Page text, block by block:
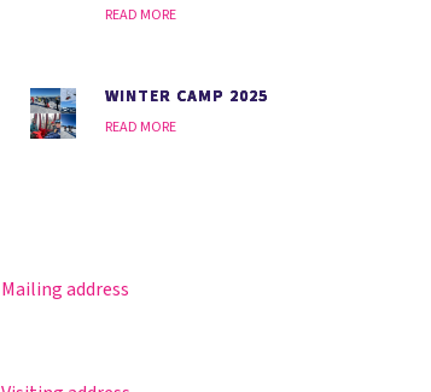
READ MORE
WINTER CAMP 2025
READ MORE
Mailing address